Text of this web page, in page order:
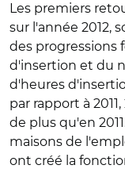
Les premiers
sur l'année 2012,
des progressions
d'insertion et du
d'heures
par rapport à
de plus qu'en
maisons de
ont créé la